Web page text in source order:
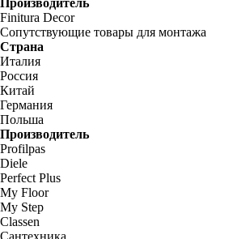
Производитель
Finitura Decor
Сопутствующие товары для монтажа
Страна
Италия
Россия
Китай
Германия
Польша
Производитель
Profilpas
Diele
Perfect Plus
My Floor
My Step
Classen
Сантехника